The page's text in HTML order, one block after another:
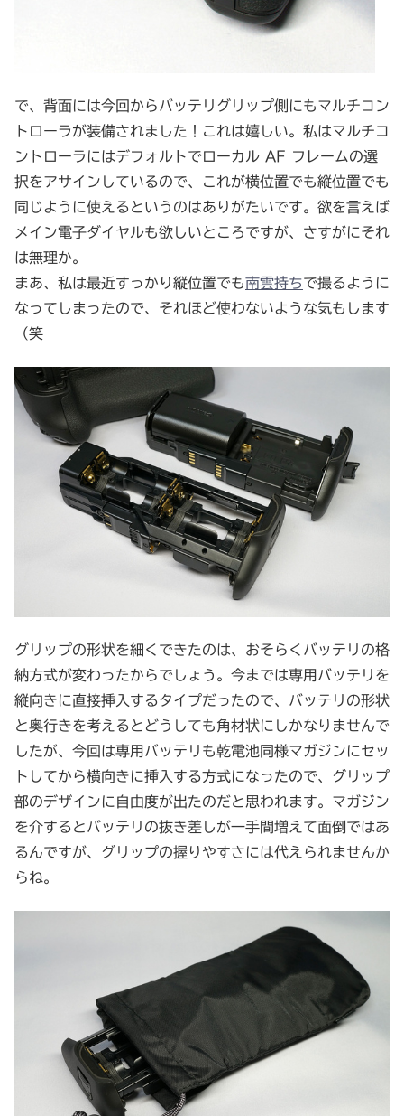
で、背面には今回からバッテリグリップ側にもマルチコン
トローラが装備されました！これは嬉しい。私はマルチコ
ントローラにはデフォルトでローカル AF フレームの選
択をアサインしているので、これが横位置でも縦位置でも
同じように使えるというのはありがたいです。欲を言えば
メイン電子ダイヤルも欲しいところですが、さすがにそれ
は無理か。
まあ、私は最近すっかり縦位置でも南雲持ちで撮るように
なってしまったので、それほど使わないような気もします
（笑
グリップの形状を細くできたのは、おそらくバッテリの格
納方式が変わったからでしょう。今までは専用バッテリを
縦向きに直接挿入するタイプだったので、バッテリの形状
と奥行きを考えるとどうしても角材状にしかなりませんで
したが、今回は専用バッテリも乾電池同様マガジンにセッ
トしてから横向きに挿入する方式になったので、グリップ
部のデザインに自由度が出たのだと思われます。マガジン
を介するとバッテリの抜き差しが一手間増えて面倒ではあ
るんですが、グリップの握りやすさには代えられませんか
らね。